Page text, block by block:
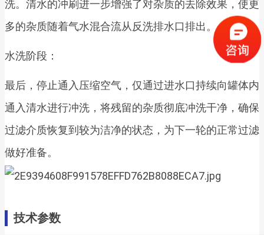
洗。清水的冲刷进一步增强了对杂质的去除效果，使更
多的杂质随着气水混合流从反洗排水口排出。
水洗阶段：
最后，停止通入压缩空气，仅通过进水口持续向罐体内
通入清水进行冲洗，将残留的杂质彻底冲洗干净，确保
过滤介质恢复到较为洁净的状态，为下一轮的正常过滤
做好准备。
技术参数